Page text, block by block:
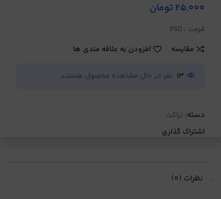
25,000تومان
فرمت : PSD
مقایسه
افزودن به علاقه مندی ها
13 نفر در حال مشاهده محصول هستند
دسته: تراکت
اشتراک گذاری
نظرات (0)